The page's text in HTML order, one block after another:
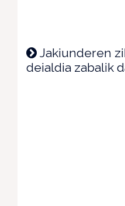
Jakiunderen
deialdia zabalik